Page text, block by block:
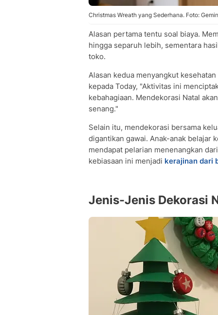
Christmas Wreath yang Sederhana. Foto:
Alasan pertama tentu soal biaya.
hingga separuh lebih, sementara
toko.
Alasan kedua menyangkut
kepada Today, "Aktivitas ini
kebahagiaan. Mendekorasi Natal
senang."
Selain itu, mendekorasi bersama
digantikan gawai. Anak-anak belajar
mendapat pelarian menenangkan
kebiasaan ini menjadi kerajinan dari
Jenis-Jenis Dekorasi